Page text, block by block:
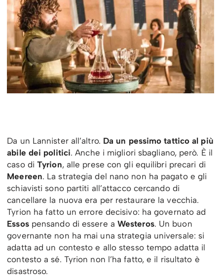
Da un Lannister all’altro. Da un pessimo tattico al più
abile dei politici. Anche i migliori sbagliano, però. È il
caso diTyrion, alle prese con gli equilibri precari di
Meereen. La strategia del nano non ha pagato e gli
schiavisti sono partiti all’attacco cercando di
cancellare la nuova era per restaurare la vecchia.
Tyrion ha fatto un errore decisivo: ha governato ad
Essospensando di essere a Westeros. Un buon
governante non ha mai una strategia universale: si
adatta ad un contesto e allo stesso tempo adatta il
contesto a sé. Tyrion non l’ha fatto, e il risultato è
disastroso.